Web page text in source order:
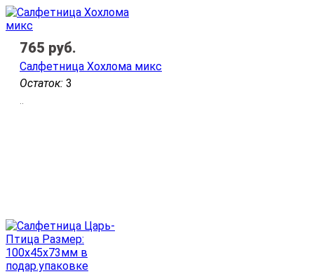
Остаток: 3
Салфетница Хохлома микс
..
765 руб.